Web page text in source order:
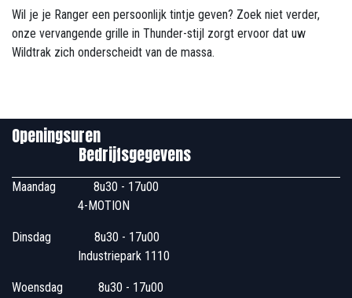
Wil je je Ranger een persoonlijk tintje geven? Zoek niet verder,
onze vervangende grille in Thunder-stijl zorgt ervoor dat uw
Wildtrak zich onderscheidt van de massa.
Openingsuren
Bedrijfsgegevens
Maandag
​8u30 - 17u00
4-MOTION
Dinsdag
​8u30 - 17u00
Industriepark 1110
Woensdag
​​​ 8u30 - 17u00